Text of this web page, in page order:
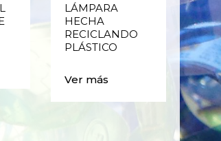
LÁMPARA
HECHA
RECICLANDO
PLÁSTICO
Ver más